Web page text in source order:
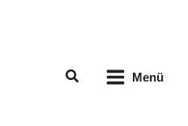
Suchen Menü